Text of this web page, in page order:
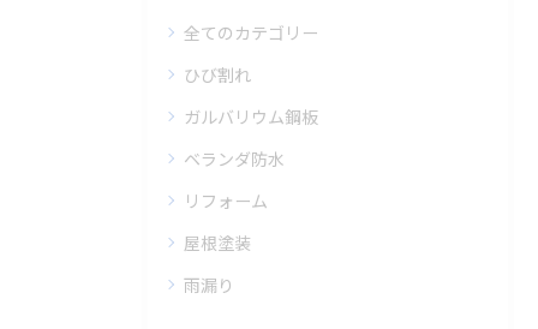
全てのカテゴリー
ひび割れ
ガルバリウム鋼板
ベランダ防水
リフォーム
屋根塗装
雨漏り